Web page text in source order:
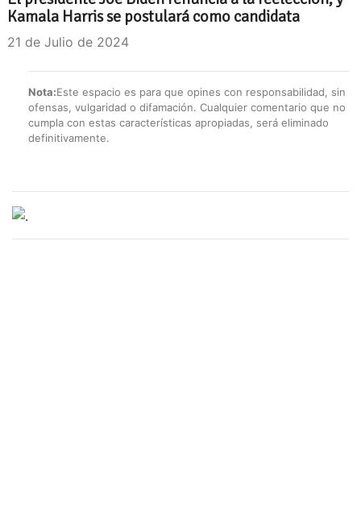
Kamala Harris se postulará como candidata
21 de Julio de 2024
Nota:Este espacio es para que opines con responsabilidad, sin
ofensas, vulgaridad o difamación. Cualquier comentario que no
cumpla con estas características apropiadas, será eliminado
definitivamente.